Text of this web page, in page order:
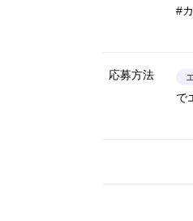
#
応募方法
で